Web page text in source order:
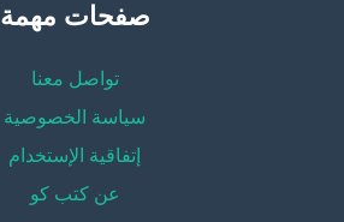
صفحات مهمة
تواصل معنا
سياسة الخصوصية
إتفاقية الإستخدام
عن كتب كو